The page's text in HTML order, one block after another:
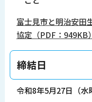
富士見市と明治安田
協定（PDF：949KB）
締結日
令和8年5月27日（水